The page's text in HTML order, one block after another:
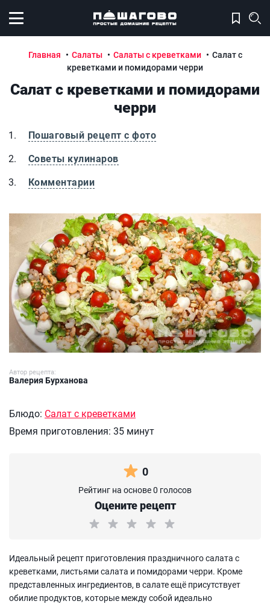
Открыть меню
Главная Салаты Салаты с креветками
Салат с
креветками и помидорами черри
Салат с креветками и помидорами
черри
Пошаговый рецепт с фото
Советы кулинаров
Комментарии
Салат с креветками и помидорами черри
Автор рецепта:
Валерия Бурханова
Блюдо: Салат с креветками
Время приготовления: 35 минут
0
Рейтинг на основе 0 голосов
Оцените рецепт
Идеальный рецепт приготовления праздничного салата с
креветками, листьями салата и помидорами черри. Кроме
представленных ингредиентов, в салате ещё присутствует
обилие продуктов, которые между собой идеально